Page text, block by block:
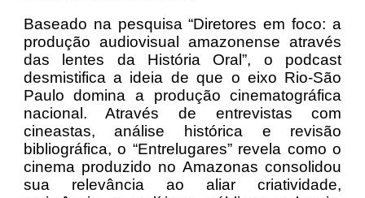
Baseado na pesquisa “Diretores em foco: a
produção audiovisual amazonense através
das lentes da História Oral”, o podcast
desmistifica a ideia de que o eixo Rio-São
Paulo domina a produção cinematográfica
nacional. Através de entrevistas com
cineastas, análise histórica e revisão
bibliográfica, o “Entrelugares” revela como o
cinema produzido no Amazonas consolidou
sua relevância ao aliar criatividade,